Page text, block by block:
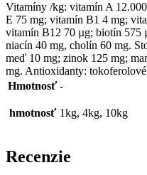
Vitamíny /kg: vitamín A
E 75 mg; vitamín B1 4 mg;
vitamín B12 70 µg; biotín 575
niacín 40 mg, cholín 60 mg.
meď 10 mg; zinok 125 mg;
mg. Antioxidanty:
Hmotnosť -
hmotnosť 1kg, 4kg, 10kg
Recenzie